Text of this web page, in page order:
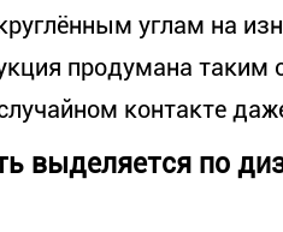
углам на
продумана таким
контакте
выделяется по